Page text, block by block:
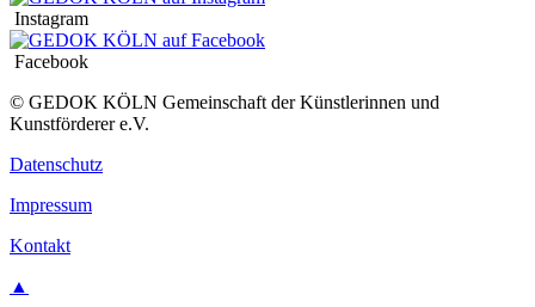
Instagram
Facebook
© GEDOK KÖLN Gemeinschaft der Künstlerinnen und
Kunstförderer e.V.
Datenschutz
Impressum
Kontakt
▲